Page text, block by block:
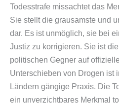
Todesstrafe missachtet das
Sie stellt die grausamste und
dar. Es ist unmöglich, sie bei
Justiz zu korrigieren. Sie ist
politischen Gegner auf
Unterschieben von Drogen ist
Ländern gängige Praxis. Die
ein unverzichtbares Merkmal